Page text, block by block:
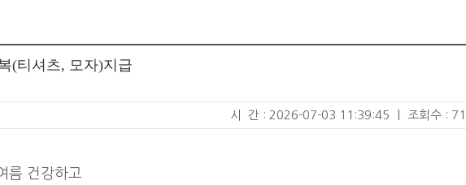
(티셔츠, 모자)지급
시 간 : 2026-07-03 11:39:45 조회수 : 71
름 건강하고